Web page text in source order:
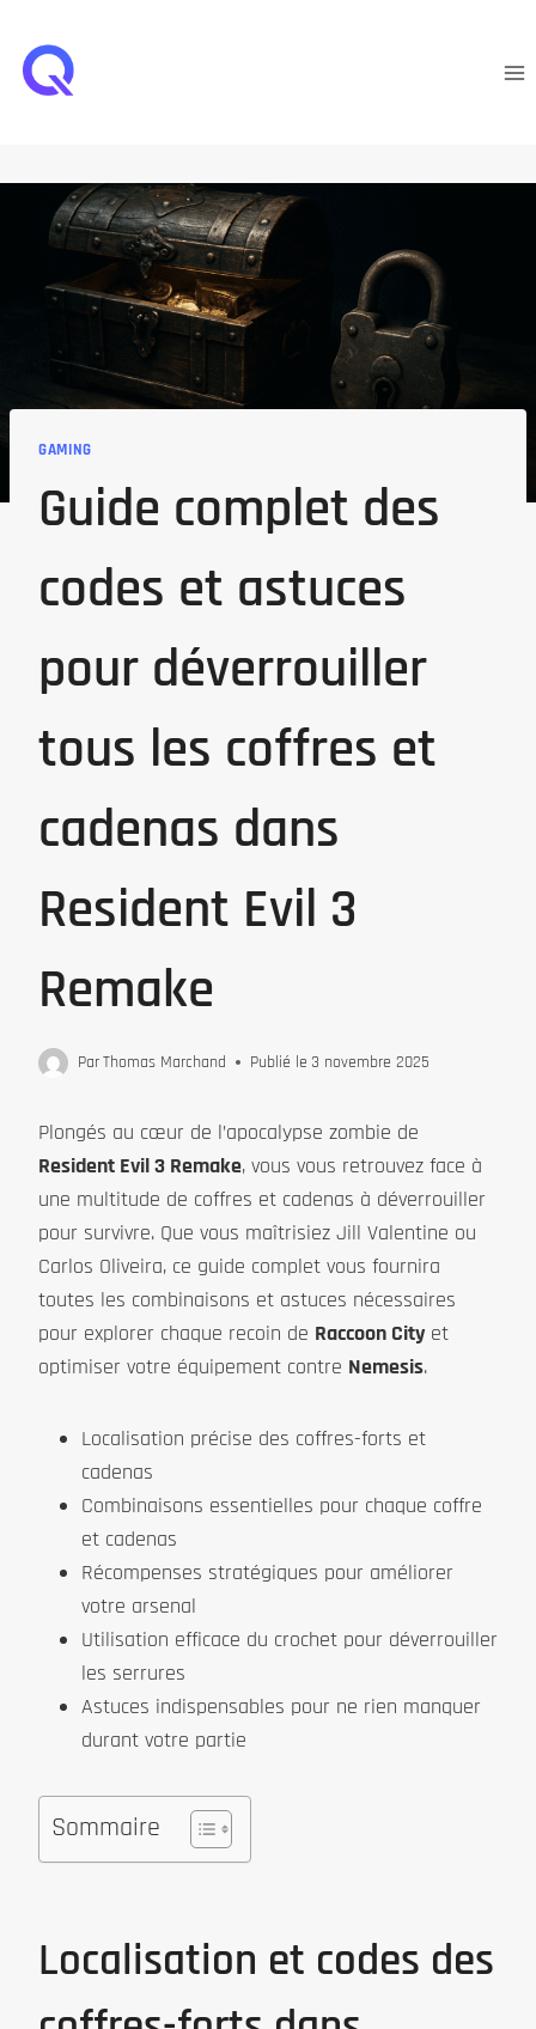
contenu
GAMING
Guide complet des
codes et astuces
pour déverrouiller
tous les coffres et
cadenas dans
Resident Evil 3
Remake
ParThomas Marchand Publié le 3 novembre 2025
Plongés au cœur de l’apocalypse zombie de
Resident Evil 3 Remake, vous vous retrouvez face à
une multitude de coffres et cadenas à déverrouiller
pour survivre. Que vous maîtrisiez Jill Valentine ou
Carlos Oliveira, ce guide complet vous fournira
toutes les combinaisons et astuces nécessaires
pour explorer chaque recoin de Raccoon City et
optimiser votre équipement contre Nemesis.
Localisation précise des coffres-forts et
cadenas
Combinaisons essentielles pour chaque coffre
et cadenas
Récompenses stratégiques pour améliorer
votre arsenal
Utilisation efficace du crochet pour déverrouiller
les serrures
Astuces indispensables pour ne rien manquer
durant votre partie
Sommaire
Localisation et codes des